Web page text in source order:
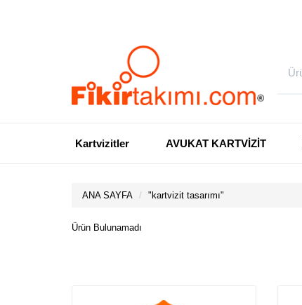
Kartvizitler AVUKAT KARTVİZİT
ANA SAYFA " kartvizit tasarımı"
Ürün Bulunamadı